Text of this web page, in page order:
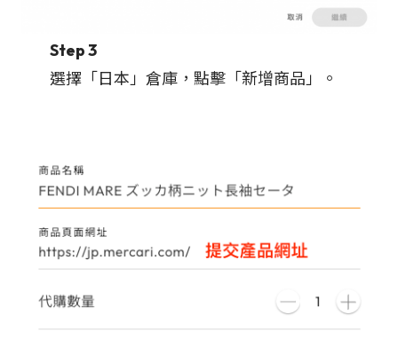
Step 3
選擇「日本」倉庫，點擊「新增商品」。